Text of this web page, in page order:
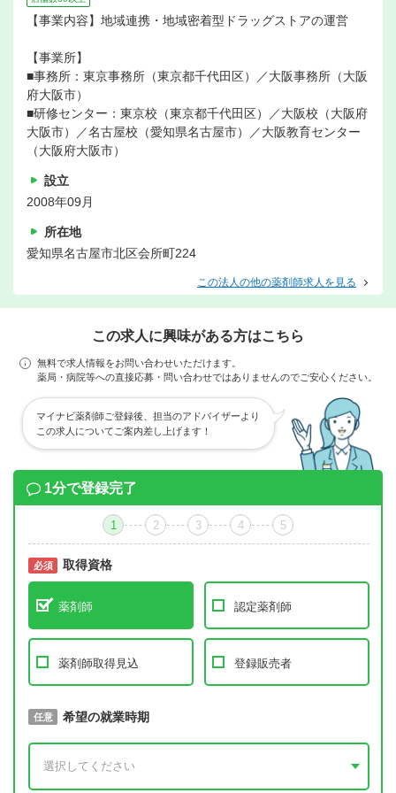
【事業内容】地域連携・地域密着型ドラッグストアの運営
【事業所】
■事務所：東京事務所（東京都千代田区）／大阪事務所（大阪
府大阪市）
■研修センター：東京校（東京都千代田区）／大阪校（大阪府
大阪市）／名古屋校（愛知県名古屋市）／大阪教育センター
（大阪府大阪市）
設立
2008年09月
所在地
愛知県名古屋市北区会所町224
この法人の他の薬剤師求人を見る
この求人に興味がある方はこちら
無料で求人情報をお問い合わせいただけます。
薬局・病院等への直接応募・問い合わせではありませんのでご安心ください。
マイナビ薬剤師ご登録後、担当のアドバイザーより
この求人についてご案内差し上げます！
1分で登録完了
1 2 3 4 5
必須 取得資格
薬剤師 認定薬剤師
薬剤師取得見込 登録販売者
必須 取得予定年
任意 希望の就業時期